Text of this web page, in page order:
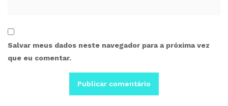
Salvar meus dados neste navegador para a próxima vez
que eu comentar.